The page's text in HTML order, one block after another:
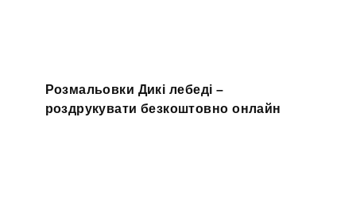
Розмальовки Дикі лебеді –
роздрукувати безкоштовно онлайн